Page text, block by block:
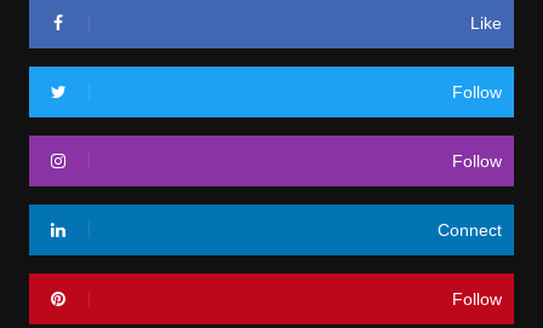
Like
Follow
Follow
Connect
Follow